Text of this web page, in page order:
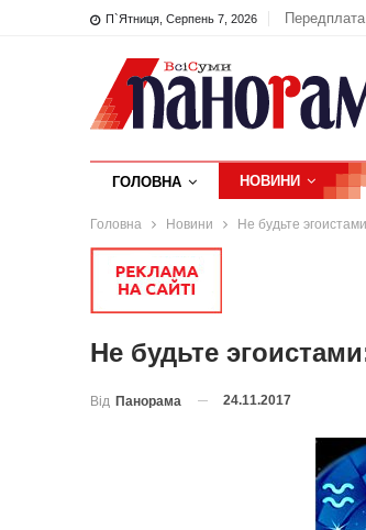
П`ятниця, Серпень 7, 2026 Передплата
ГОЛОВНА НОВИНИ
Головна Новини Не будьте
Не будьте
Від Панорама 24.11.2017